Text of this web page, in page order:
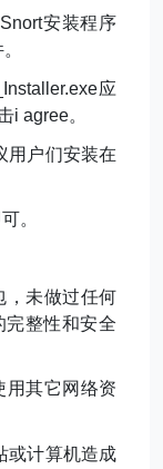
Snort安装程序
应
i agree。
用户们安装在
。
，未做过任何
完整性和安全
用其它网络资
或计算机造成